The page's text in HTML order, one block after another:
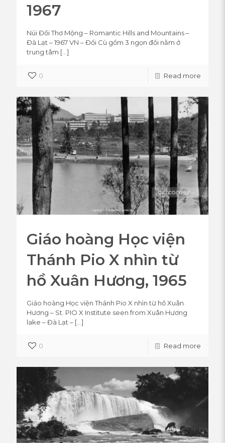
1967
Núi Đồi Thơ Mộng – Romantic Hills and Mountains –
Đà Lạt – 1967 VN – Đồi Cù gồm 3 ngọn đồi nằm ở
trung tâm […]
0 Read more
Giáo hoàng Học viện
Thánh Pio X nhìn từ
hồ Xuân Hương, 1965
Giáo hoàng Học viện Thánh Pio X nhìn từ hồ Xuân
Hương – St. PIO X Institute seen from Xuân Hương
lake – Đà Lạt – […]
0 Read more